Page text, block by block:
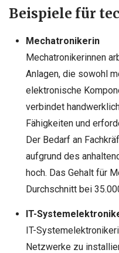
Beispiele für
Mechatronikerin
Mechatronikerinnen
Anlagen, die sowohl
elektronische
verbindet
Fähigkeiten und
Der Bedarf an
aufgrund des
hoch. Das Gehalt für
Durchschnitt bei
IT-
IT-
Netzwerke zu